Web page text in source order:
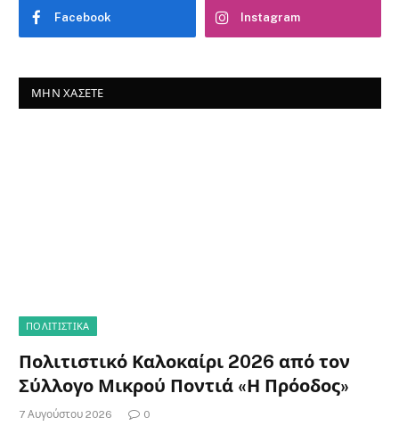
Facebook Instagram
ΜΗΝ ΧΆΣΕΤΕ
ΠΟΛΙΤΙΣΤΙΚΑ
Πολιτιστικό Καλοκαίρι 2026 από τον
Σύλλογο Μικρού Ποντιά «Η Πρόοδος»
7 Αυγούστου 2026 0